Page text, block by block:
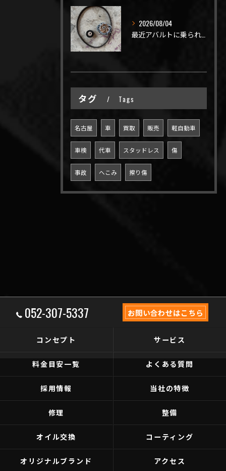
2026/08/04
タグ Tags
名古屋 車 買取 販売 軽自動車
車検 代車 スタッドレス 傷
事故 へこみ 擦り傷
052-307-5337 お問い合わせはこちら
コンセプト サービス
料金目安一覧 よくある質問
採用情報 当社の特徴
修理 整備
オイル交換 コーティング
オリジナルブランド アクセス